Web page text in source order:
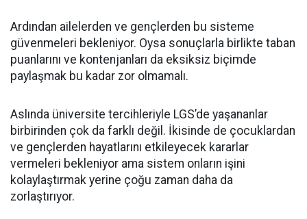
Ardından ailelerden ve gençlerden bu sisteme
güvenmeleri bekleniyor. Oysa sonuçlarla birlikte taban
puanlarını ve kontenjanları da eksiksiz biçimde
paylaşmak bu kadar zor olmamalı.
Aslında üniversite tercihleriyle LGS’de yaşananlar
birbirinden çok da farklı değil. İkisinde de çocuklardan
ve gençlerden hayatlarını etkileyecek kararlar
vermeleri bekleniyor ama sistem onların işini
kolaylaştırmak yerine çoğu zaman daha da
zorlaştırıyor.